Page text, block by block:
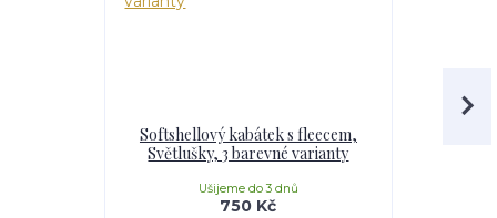
Softshellový kabátek s fleecem,
Světlušky, 3 barevné varianty
750 Kč
Ušijeme do 3 dnů